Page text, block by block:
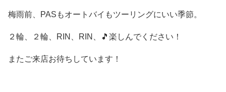
梅雨前、PASもオートバイもツーリングにいい季節。
２輪、２輪、RIN、RIN、🎵楽しんでください！
またご来店お待ちしています！